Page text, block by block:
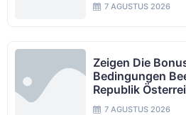
7 AGUSTUS 2026
Zeigen Die
Bedingungen
Republik
7 AGUSTUS 2026